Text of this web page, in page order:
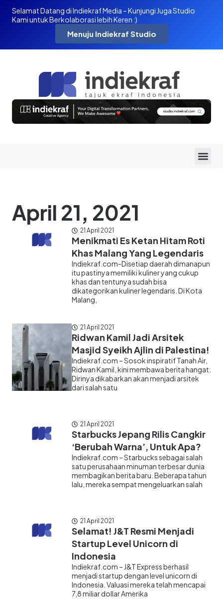
Selamat Datang di Indiekraf Media – Kunjungi Juga Studio
Kami untuk Berkolaborasi lebih Keren :)
Menuju Indiekraf Studio
April 21, 2021
21 April 2021
Menikmati Es Ketan Hitam Roti
Khas Malang Yang Legendaris
Indiekraf.com-Disetiap daerah dimanapun
itu pastinya memiliki kuliner yang cukup
khas dan tentunya sudah bisa
dikategorikan kuliner legendaris. Di Kota
Malang,
21 April 2021
Ridwan Kamil Jadi Arsitek
Masjid Syeikh Ajlin di Palestina!
Indiekraf.com – Sosok inspiratif Tanah Air,
Ridwan Kamil, kini membawa berita hangat.
Dirinya dikabarkan akan menjadi arsitek
dari salah satu
21 April 2021
Starbucks Jepang Rilis Cangkir
‘Berubah Warna’, Untuk Apa?
Indiekraf.com – Starbucks sebagai salah
satu perusahaan minuman terbesar dunia
membagikan berita baru. Beberapa tahun
lalu, mereka sempat mengeluarkan salah
21 April 2021
Selamat! J&T Resmi Menjadi
Startup Level Unicorn di
Indonesia
Indiekraf.com – J&T Express berhasil
menjadi startup dengan level unicorn di
Indonesia. Valuasi mereka telah mencapai
7,8 miliar dollar Amerika